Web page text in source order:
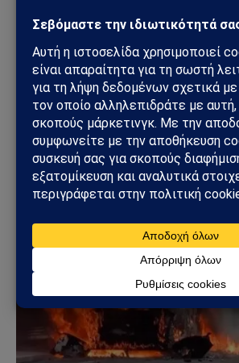
Βρετανία: Πακιστανικής
συνελήφθη μετά από επίθεση με
17χρονη – Σοκ από το βίντεο της
13/06/2026